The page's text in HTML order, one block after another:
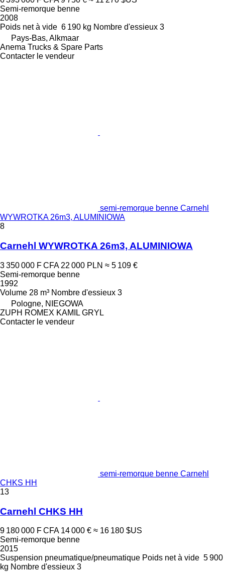
Semi-remorque benne
2008
Poids net à vide 6 190 kg Nombre d'essieux 3
Pays-Bas, Alkmaar
Anema Trucks & Spare Parts
Contacter le vendeur
semi-remorque benne Carnehl
WYWROTKA 26m3, ALUMINIOWA
8
Carnehl WYWROTKA 26m3, ALUMINIOWA
3 350 000 F CFA 22 000 PLN ≈ 5 109 €
Semi-remorque benne
1992
Volume 28 m³ Nombre d'essieux 3
Pologne, NIEGOWA
ZUPH ROMEX KAMIL GRYL
Contacter le vendeur
semi-remorque benne Carnehl
CHKS HH
13
Carnehl CHKS HH
9 180 000 F CFA 14 000 € ≈ 16 180 $US
Semi-remorque benne
2015
Suspension pneumatique/pneumatique Poids net à vide 5 900
kg Nombre d'essieux 3